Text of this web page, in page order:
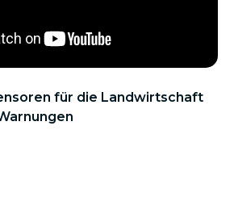
für die Landwirtschaft